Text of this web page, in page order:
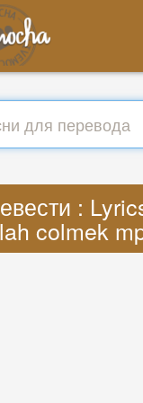
:
colmek